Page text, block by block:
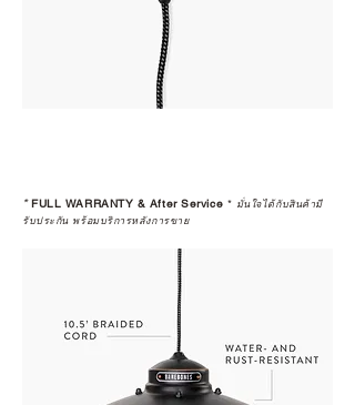
*FULL WARRANTY & After Service * มั่นใจได้กับสินค้ามี
รับประกัน พร้อมบริการหลังการขาย